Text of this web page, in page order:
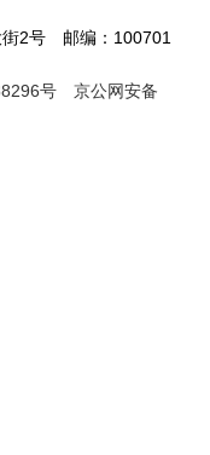
街2号 邮编：100701
号
京公网安备